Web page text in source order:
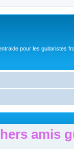
pour les guitaristes
amis